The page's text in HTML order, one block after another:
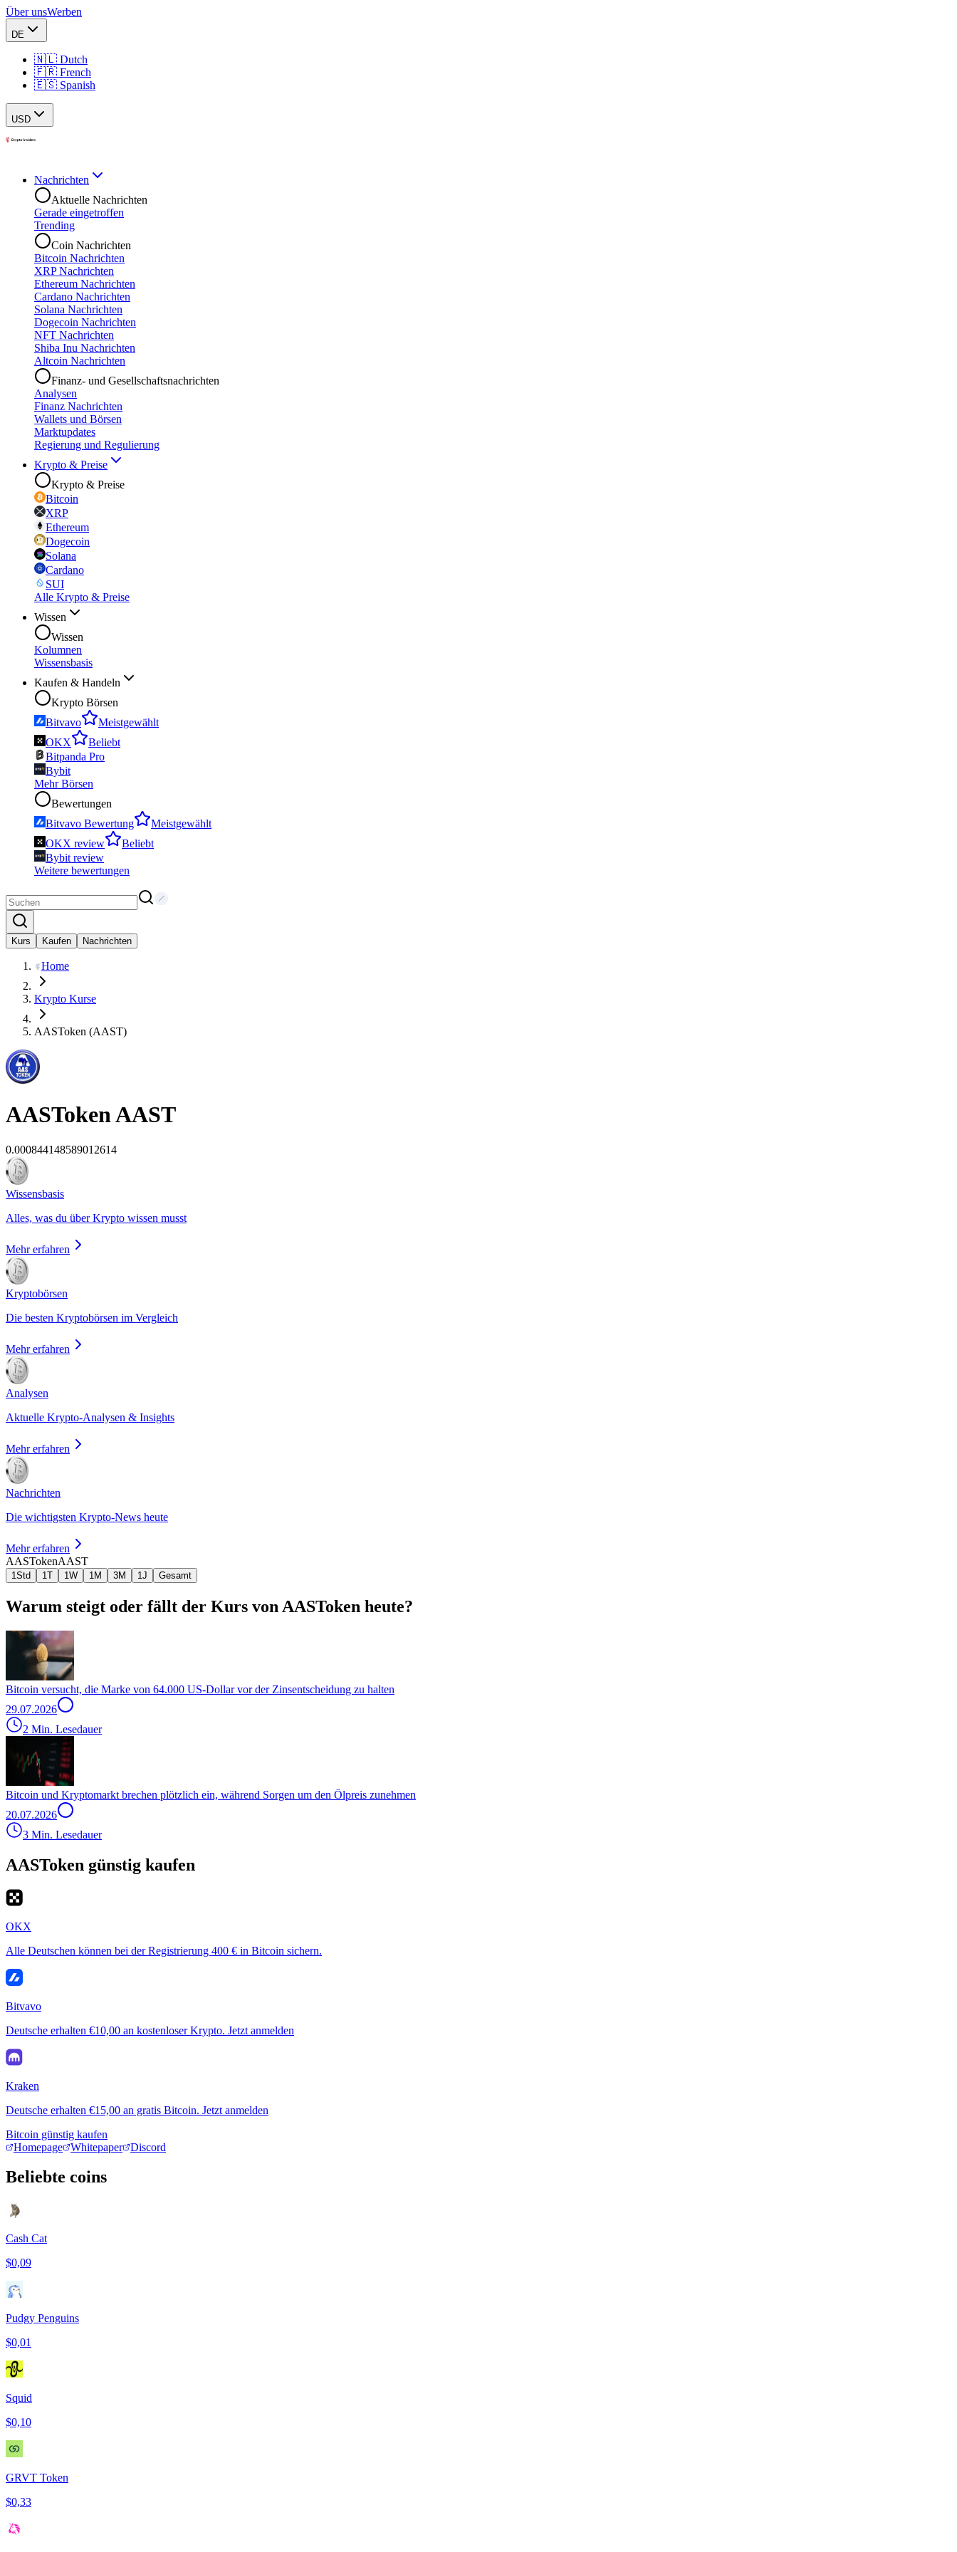
Über unsWerben
DE
🇳🇱 Dutch
🇫🇷 French
🇪🇸 Spanish
USD
Nachrichten
Aktuelle Nachrichten
Gerade eingetroffen
Trending
Coin Nachrichten
Bitcoin Nachrichten
XRP Nachrichten
Ethereum Nachrichten
Cardano Nachrichten
Solana Nachrichten
Dogecoin Nachrichten
NFT Nachrichten
Shiba Inu Nachrichten
Altcoin Nachrichten
Finanz- und Gesellschaftsnachrichten
Analysen
Finanz Nachrichten
Wallets und Börsen
Marktupdates
Regierung und Regulierung
Krypto & Preise
Krypto & Preise
Bitcoin
XRP
Ethereum
Dogecoin
Solana
Cardano
SUI
Alle Krypto & Preise
Wissen
Wissen
Kolumnen
Wissensbasis
Kaufen & Handeln
Krypto Börsen
Bitvavo
Meistgewählt
OKX
Beliebt
Bitpanda Pro
Bybit
Mehr Börsen
Bewertungen
Bitvavo Bewertung
Meistgewählt
OKX review
Beliebt
Bybit review
Weitere bewertungen
Kurs Kaufen Nachrichten
Home
Krypto Kurse
AASToken (AAST)
AASTokenAAST
0.000844148589012614
Wissensbasis
Alles, was du über Krypto wissen musst
Mehr erfahren
Kryptobörsen
Die besten Kryptobörsen im Vergleich
Mehr erfahren
Analysen
Aktuelle Krypto-Analysen & Insights
Mehr erfahren
Nachrichten
Die wichtigsten Krypto-News heute
Mehr erfahren
AASTokenAAST
1Std 1T 1W 1M 3M 1J Gesamt
Warum steigt oder fällt der Kurs von AASToken heute?
Bitcoin versucht, die Marke von 64.000 US-Dollar vor der Zinsentscheidung zu halten
29.07.2026
2 Min. Lesedauer
Bitcoin und Kryptomarkt brechen plötzlich ein, während Sorgen um den Ölpreis zunehmen
20.07.2026
3 Min. Lesedauer
AASToken günstig kaufen
OKX
Alle Deutschen können bei der Registrierung 400 € in Bitcoin sichern.
Bitvavo
Deutsche erhalten €10,00 an kostenloser Krypto. Jetzt anmelden
Kraken
Deutsche erhalten €15,00 an gratis Bitcoin. Jetzt anmelden
Bitcoin günstig kaufen
Homepage
Whitepaper Discord
Beliebte coins
Cash Cat
$0,09
Pudgy Penguins
$0,01
Squid
$0,10
GRVT Token
$0,33